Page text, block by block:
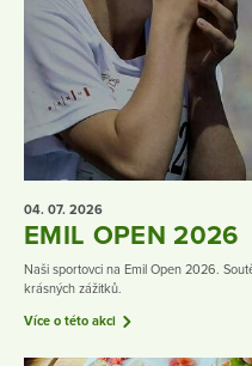
04. 07. 2026
EMIL OPEN 2026
Naši sportovci na Emil Open 2026.
krásných zážitků.
Více o této akci